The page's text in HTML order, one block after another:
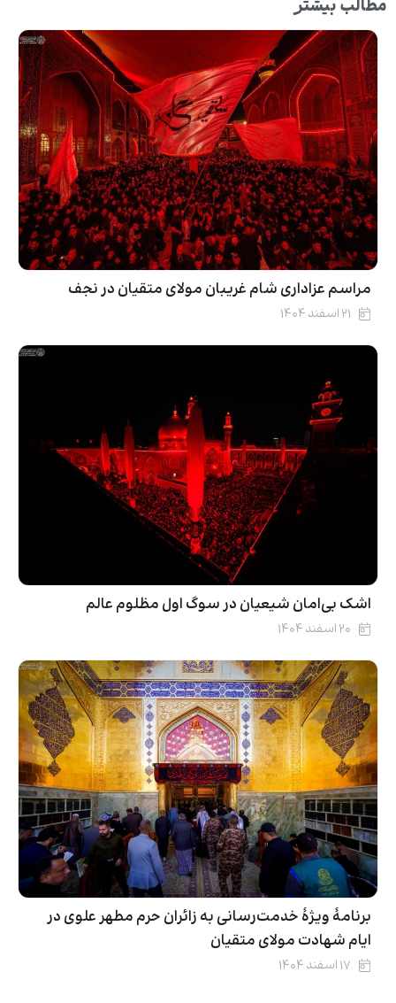
مطالب بیشتر
مراسم عزاداری شام غریبان مولای متقیان در نجف
۲۱ اسفند ۱۴۰۴
اشک بی‌امان شیعیان در سوگ اول مظلوم عالم
۲۰ اسفند ۱۴۰۴
برنامۀ ویژۀ خدمت‌رسانی به زائران حرم مطهر علوی در
ایام شهادت مولای متقیان
۱۷ اسفند ۱۴۰۴